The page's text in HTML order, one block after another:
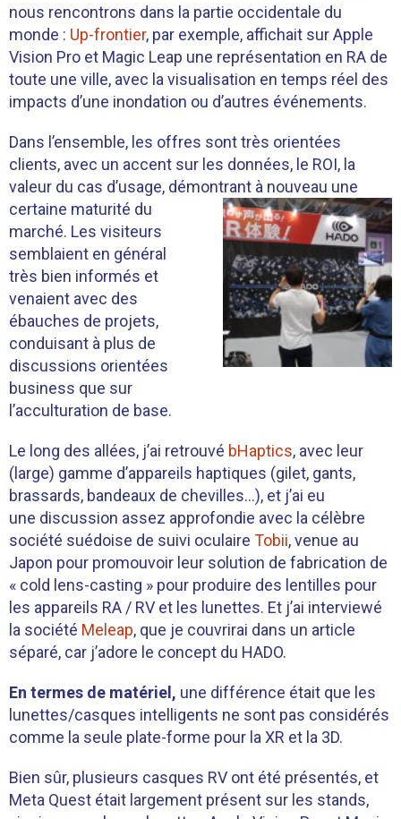
nous rencontrons dans la partie occidentale du
monde : Up-frontier, par exemple, affichait sur Apple
Vision Pro et Magic Leap une représentation en RA de
toute une ville, avec la visualisation en temps réel des
impacts d’une inondation ou d’autres événements.
Dans l’ensemble, les offres sont très orientées
clients, avec un accent sur les données, le ROI, la
valeur du cas d’usage, démontrant à nouveau une
certaine maturité du
marché. Les visiteurs
semblaient en général
très bien informés et
venaient avec des
ébauches de projets,
conduisant à plus de
discussions orientées
business que sur
l’acculturation de base.
Le long des allées, j’ai retrouvé bHaptics, avec leur
(large) gamme d’appareils haptiques (gilet, gants,
brassards, bandeaux de chevilles…), et j’ai eu
une discussion assez approfondie avec la célèbre
société suédoise de suivi oculaire Tobii, venue au
Japon pour promouvoir leur solution de fabrication de
« cold lens-casting » pour produire des lentilles pour
les appareils RA / RV et les lunettes. Et j’ai interviewé
la société Meleap, que je couvrirai dans un article
séparé, car j’adore le concept du HADO.
En termes de matériel, une différence était que les
lunettes/casques intelligents ne sont pas considérés
comme la seule plate-forme pour la XR et la 3D.
Bien sûr, plusieurs casques RV ont été présentés, et
Meta Quest était largement présent sur les stands,